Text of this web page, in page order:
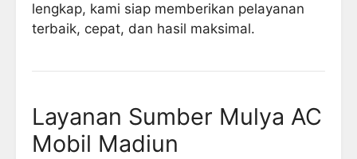
lengkap, kami siap memberikan pelayanan
terbaik, cepat, dan hasil maksimal.
Layanan Sumber Mulya AC
Mobil Madiun